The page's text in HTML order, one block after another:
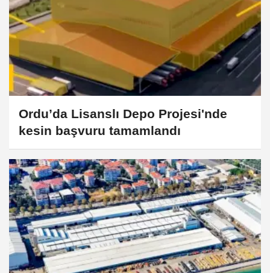
Ordu’da Lisanslı Depo Projesi'nde
kesin başvuru tamamlandı